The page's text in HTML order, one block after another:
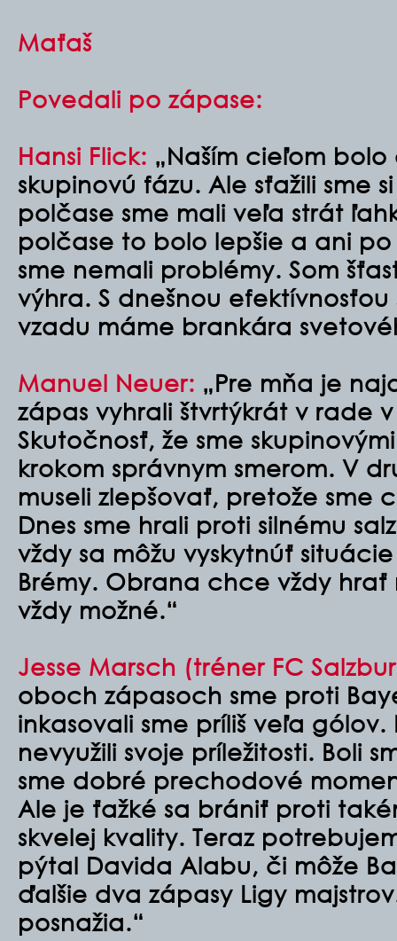
Maťaš
Povedali po zápase:
Hansi Flick: „Naším cieľom
skupinovú fázu. Ale sťažili sme
polčase sme mali veľa strát
polčase to bolo lepšie a ani
sme nemali problémy. Som
výhra. S dnešnou
vzadu máme brankára
Manuel Neuer: „Pre mňa je
zápas vyhrali štvrtýkrát v rade
Skutočnosť, že sme
krokom správnym smerom. V
museli zlepšovať, pretože sme
Dnes sme hrali proti silnému
vždy sa môžu vyskytnúť
Brémy. Obrana chce vždy
vždy možné.“
Jesse Marsch (tréner FC
oboch zápasoch sme proti
inkasovali sme príliš veľa
nevyužili svoje príležitosti. Boli
sme dobré prechodové
Ale je ťažké sa brániť proti
skvelej kvality. Teraz
pýtal Davida Alabu, či môže
ďalšie dva zápasy Ligy
posnažia.“